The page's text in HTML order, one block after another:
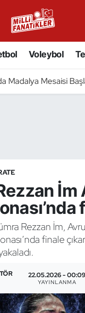
Voleybol
Madalya Mesaisi
İm
Rezzan İm,
finale
22.05.2026 - 00:09
YAYINLANMA
Dart